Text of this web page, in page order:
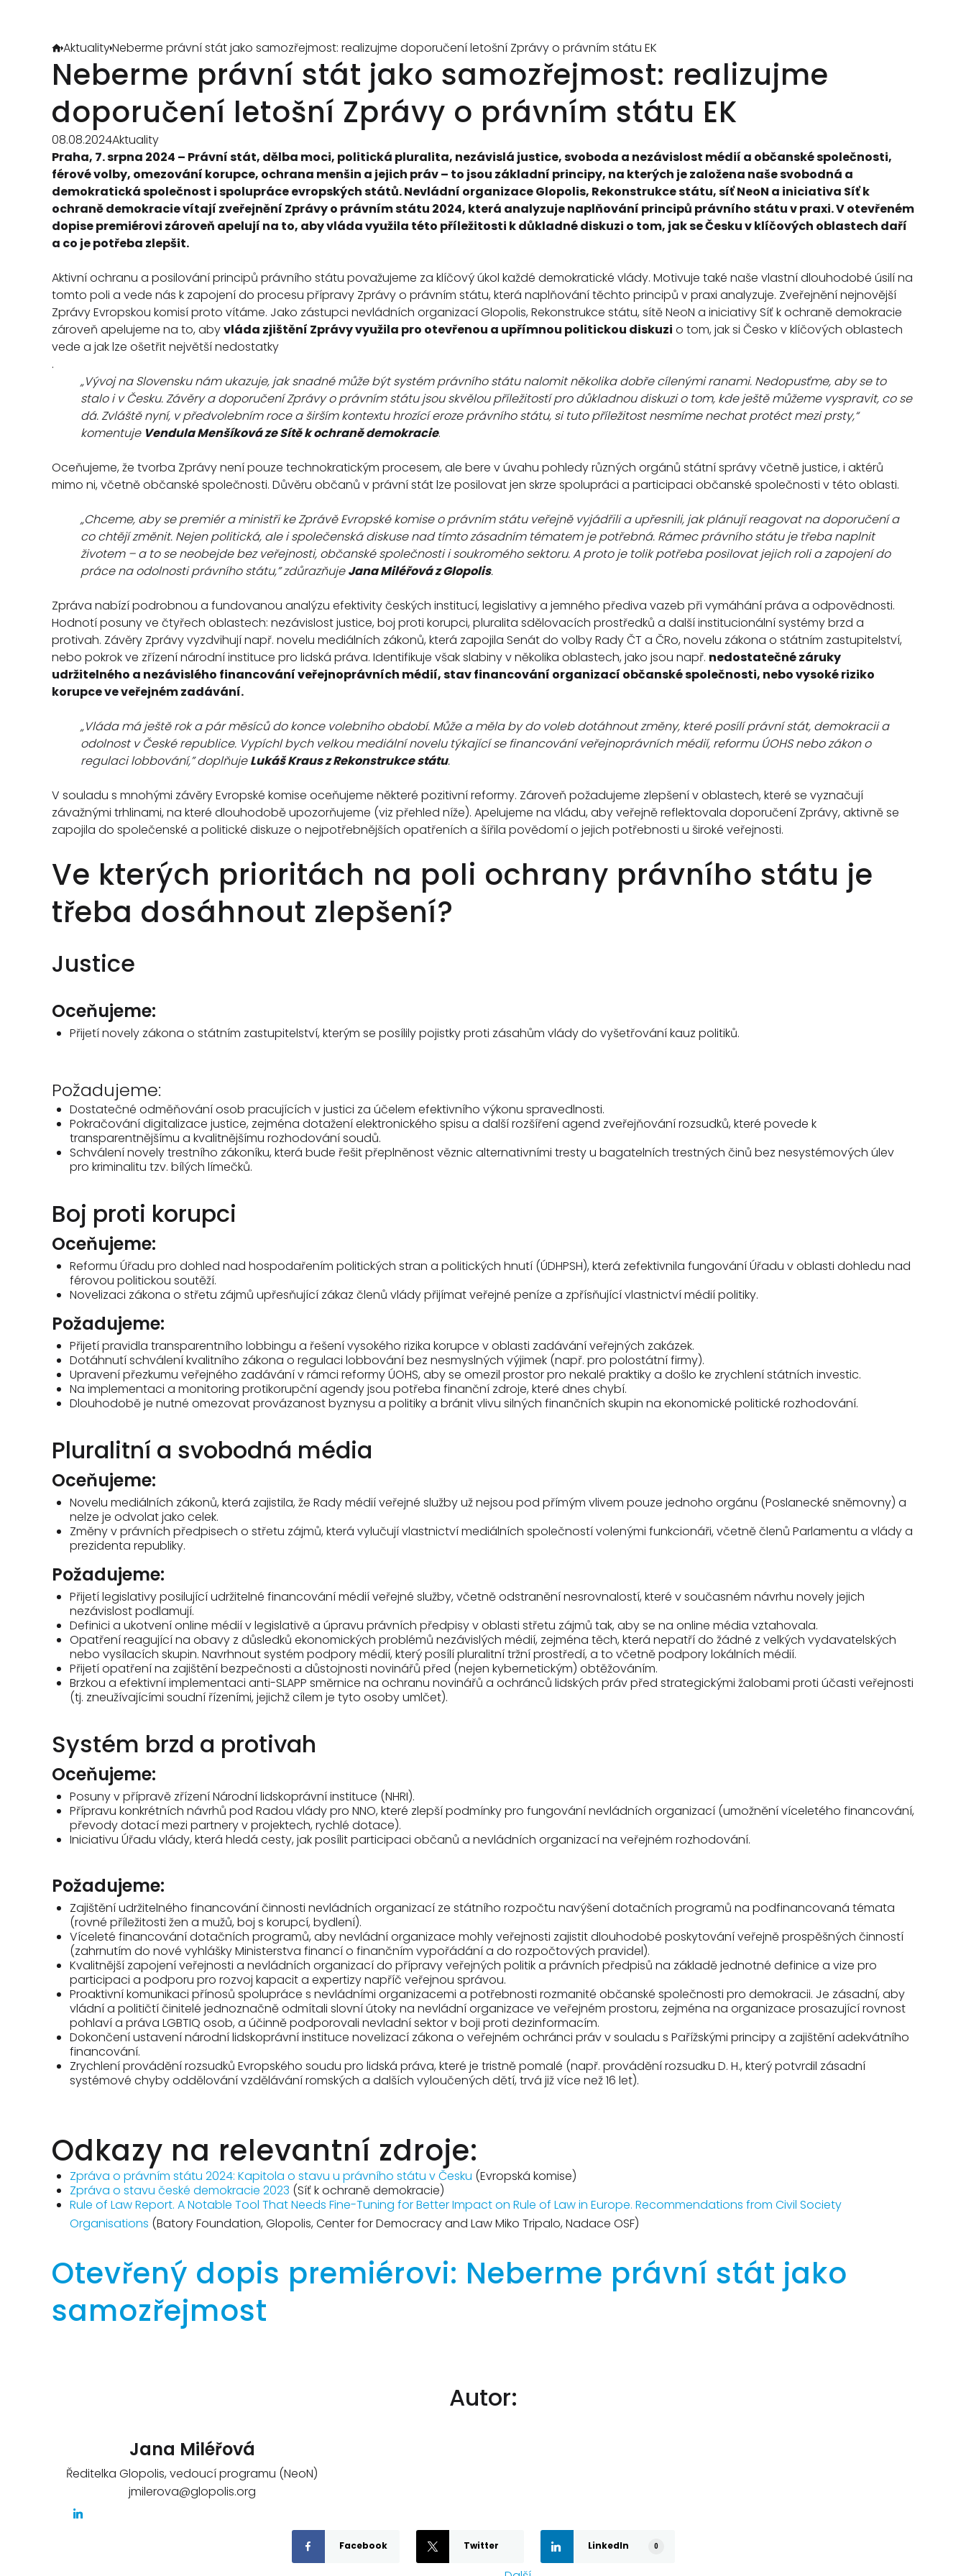
AktualityNeberme právní stát jako samozřejmost: realizujme doporučení letošní Zprávy o právním státu EK
Neberme právní stát jako samozřejmost: realizujme
doporučení letošní Zprávy o právním státu EK
08.08.2024Aktuality
Praha, 7. srpna 2024 – Právní stát, dělba moci, politická pluralita, nezávislá justice, svoboda a nezávislost médií a občanské společnosti,
férové volby, omezování korupce, ochrana menšin a jejich práv – to jsou základní principy, na kterých je založena naše svobodná a
demokratická společnost i spolupráce evropských států. Nevládní organizace Glopolis, Rekonstrukce státu, síť NeoN a iniciativa Síť k
ochraně demokracie vítají zveřejnění Zprávy o právním státu 2024, která analyzuje naplňování principů právního státu v praxi. V otevřeném
dopise premiérovi zároveň apelují na to, aby vláda využila této příležitosti k důkladné diskuzi o tom, jak se Česku v klíčových oblastech daří
a co je potřeba zlepšit.
Aktivní ochranu a posilování principů právního státu považujeme za klíčový úkol každé demokratické vlády. Motivuje také naše vlastní dlouhodobé úsilí na
tomto poli a vede nás k zapojení do procesu přípravy Zprávy o právním státu, která naplňování těchto principů v praxi analyzuje. Zveřejnění nejnovější
Zprávy Evropskou komisí proto vítáme. Jako zástupci nevládních organizací Glopolis, Rekonstrukce státu, sítě NeoN a iniciativy Síť k ochraně demokracie
zároveň apelujeme na to, abyvláda zjištění Zprávy využila pro otevřenou a upřímnou politickou diskuzi o tom, jak si Česko v klíčových oblastech
vede a jak lze ošetřit největší nedostatky
.
„Vývoj na Slovensku nám ukazuje, jak snadné může být systém právního státu nalomit několika dobře cílenými ranami. Nedopusťme, aby se to
stalo i v Česku. Závěry a doporučení Zprávy o právním státu jsou skvělou příležitostí pro důkladnou diskuzi o tom, kde ještě můžeme vyspravit, co se
dá. Zvláště nyní, v předvolebním roce a širším kontextu hrozící eroze právního státu, si tuto příležitost nesmíme nechat protéct mezi prsty,“
komentuje Vendula Menšíková ze Sítě k ochraně demokracie.
Oceňujeme, že tvorba Zprávy není pouze technokratickým procesem, ale bere v úvahu pohledy různých orgánů státní správy včetně justice, i aktérů
mimo ni, včetně občanské společnosti. Důvěru občanů v právní stát lze posilovat jen skrze spolupráci a participaci občanské společnosti v této oblasti.
„Chceme, aby se premiér a ministři ke Zprávě Evropské komise o právním státu veřejně vyjádřili a upřesnili, jak plánují reagovat na doporučení a
co chtějí změnit. Nejen politická, ale i společenská diskuse nad tímto zásadním tématem je potřebná. Rámec právního státu je třeba naplnit
životem – a to se neobejde bez veřejnosti, občanské společnosti i soukromého sektoru. A proto je tolik potřeba posilovat jejich roli a zapojení do
práce na odolnosti právního státu,” zdůrazňujeJana Miléřová z Glopolis.
Zpráva nabízí podrobnou a fundovanou analýzu efektivity českých institucí, legislativy a jemného přediva vazeb při vymáhání práva a odpovědnosti.
Hodnotí posuny ve čtyřech oblastech: nezávislost justice, boj proti korupci, pluralita sdělovacích prostředků a další institucionální systémy brzd a
protivah. Závěry Zprávy vyzdvihují např. novelu mediálních zákonů, která zapojila Senát do volby Rady ČT a ČRo, novelu zákona o státním zastupitelství,
nebo pokrok ve zřízení národní instituce pro lidská práva. Identifikuje však slabiny v několika oblastech, jako jsou např. nedostatečné záruky
udržitelného a nezávislého financování veřejnoprávních médií, stav financování organizací občanské společnosti, nebo vysoké riziko
korupce ve veřejném zadávání.
„Vláda má ještě rok a pár měsíců do konce volebního období. Může a měla by do voleb dotáhnout změny, které posílí právní stát, demokracii a
odolnost v České republice. Vypíchl bych velkou mediální novelu týkající se financování veřejnoprávních médií, reformu ÚOHS nebo zákon o
regulaci lobbování,” doplňujeLukáš Kraus z Rekonstrukce státu.
V souladu s mnohými závěry Evropské komise oceňujeme některé pozitivní reformy. Zároveň požadujeme zlepšení v oblastech, které se vyznačují
závažnými trhlinami, na které dlouhodobě upozorňujeme (viz přehled níže). Apelujeme na vládu, aby veřejně reflektovala doporučení Zprávy, aktivně se
zapojila do společenské a politické diskuze o nejpotřebnějších opatřeních a šířila povědomí o jejich potřebnosti u široké veřejnosti.
Ve kterých prioritách na poli ochrany právního státu je
třeba dosáhnout zlepšení?
Justice
Oceňujeme:
Přijetí novely zákona o státním zastupitelství, kterým se posílily pojistky proti zásahům vlády do vyšetřování kauz politiků.
Požadujeme:
Dostatečné odměňování osob pracujících v justici za účelem efektivního výkonu spravedlnosti.
Pokračování digitalizace justice, zejména dotažení elektronického spisu a další rozšíření agend zveřejňování rozsudků, které povede k
transparentnějšímu a kvalitnějšímu rozhodování soudů.
Schválení novely trestního zákoníku, která bude řešit přeplněnost věznic alternativními tresty u bagatelních trestných činů bez nesystémových úlev
pro kriminalitu tzv. bílých límečků.
Boj proti korupci
Oceňujeme:
Reformu Úřadu pro dohled nad hospodařením politických stran a politických hnutí (ÚDHPSH), která zefektivnila fungování Úřadu v oblasti dohledu nad
férovou politickou soutěží.
Novelizaci zákona o střetu zájmů upřesňující zákaz členů vlády přijímat veřejné peníze a zpřísňující vlastnictví médií politiky.
Požadujeme:
Přijetí pravidla transparentního lobbingu a řešení vysokého rizika korupce v oblasti zadávání veřejných zakázek.
Dotáhnutí schválení kvalitního zákona o regulaci lobbování bez nesmyslných výjimek (např. pro polostátní firmy).
Upravení přezkumu veřejného zadávání v rámci reformy ÚOHS, aby se omezil prostor pro nekalé praktiky a došlo ke zrychlení státních investic.
Na implementaci a monitoring protikorupční agendy jsou potřeba finanční zdroje, které dnes chybí.
Dlouhodobě je nutné omezovat provázanost byznysu a politiky a bránit vlivu silných finančních skupin na ekonomické politické rozhodování.
Pluralitní a svobodná média
Oceňujeme:
Novelu mediálních zákonů, která zajistila, že Rady médií veřejné služby už nejsou pod přímým vlivem pouze jednoho orgánu (Poslanecké sněmovny) a
nelze je odvolat jako celek.
Změny v právních předpisech o střetu zájmů, která vylučují vlastnictví mediálních společností volenými funkcionáři, včetně členů Parlamentu a vlády a
prezidenta republiky.
Požadujeme:
Přijetí legislativy posilující udržitelné financování médií veřejné služby, včetně odstranění nesrovnalostí, které v současném návrhu novely jejich
nezávislost podlamují.
Definici a ukotvení online médií v legislativě a úpravu právních předpisy v oblasti střetu zájmů tak, aby se na online média vztahovala.
Opatření reagující na obavy z důsledků ekonomických problémů nezávislých médií, zejména těch, která nepatří do žádné z velkých vydavatelských
nebo vysílacích skupin. Navrhnout systém podpory médií, který posílí pluralitní tržní prostředí, a to včetně podpory lokálních médií.
Přijetí opatření na zajištění bezpečnosti a důstojnosti novinářů před (nejen kybernetickým) obtěžováním.
Brzkou a efektivní implementaci anti-SLAPP směrnice na ochranu novinářů a ochránců lidských práv před strategickými žalobami proti účasti veřejnosti
(tj. zneužívajícími soudní řízeními, jejichž cílem je tyto osoby umlčet).
Systém brzd a protivah
Oceňujeme:
Posuny v přípravě zřízení Národní lidskoprávní instituce (NHRI).
Přípravu konkrétních návrhů pod Radou vlády pro NNO, které zlepší podmínky pro fungování nevládních organizací (umožnění víceletého financování,
převody dotací mezi partnery v projektech, rychlé dotace).
Iniciativu Úřadu vlády, která hledá cesty, jak posílit participaci občanů a nevládních organizací na veřejném rozhodování.
Požadujeme:
Zajištění udržitelného financování činnosti nevládních organizací ze státního rozpočtu navýšení dotačních programů na podfinancovaná témata
(rovné příležitosti žen a mužů, boj s korupcí, bydlení).
Víceleté financování dotačních programů, aby nevládní organizace mohly veřejnosti zajistit dlouhodobé poskytování veřejně prospěšných činností
(zahrnutím do nové vyhlášky Ministerstva financí o finančním vypořádání a do rozpočtových pravidel).
Kvalitnější zapojení veřejnosti a nevládních organizací do přípravy veřejných politik a právních předpisů na základě jednotné definice a vize pro
participaci a podporu pro rozvoj kapacit a expertizy napříč veřejnou správou.
Proaktivní komunikaci přínosů spolupráce s nevládními organizacemi a potřebnosti rozmanité občanské společnosti pro demokracii. Je zásadní, aby
vládní a političtí činitelé jednoznačně odmítali slovní útoky na nevládní organizace ve veřejném prostoru, zejména na organizace prosazující rovnost
pohlaví a práva LGBTIQ osob, a účinně podporovali nevladní sektor v boji proti dezinformacím.
Dokončení ustavení národní lidskoprávní instituce novelizací zákona o veřejném ochránci práv v souladu s Pařížskými principy a zajištění adekvátního
financování.
Zrychlení provádění rozsudků Evropského soudu pro lidská práva, které je tristně pomalé (např. provádění rozsudku D. H., který potvrdil zásadní
systémové chyby oddělování vzdělávání romských a dalších vyloučených dětí, trvá již více než 16 let).
Odkazy na relevantní zdroje:
Zpráva o právním státu 2024: Kapitola o stavu u právního státu v Česku (Evropská komise)
Zpráva o stavu české demokracie 2023 (Síť k ochraně demokracie)
Rule of Law Report. A Notable Tool That Needs Fine-Tuning for Better Impact on Rule of Law in Europe. Recommendations from Civil Society
Organisations (Batory Foundation, Glopolis, Center for Democracy and Law Miko Tripalo, Nadace OSF)
Otevřený dopis premiérovi: Neberme právní stát jako
samozřejmost
Autor:
Jana Miléřová
Ředitelka Glopolis, vedoucí programu (NeoN)
jmilerova@glopolis.org
Facebook Twitter LinkedIn 0